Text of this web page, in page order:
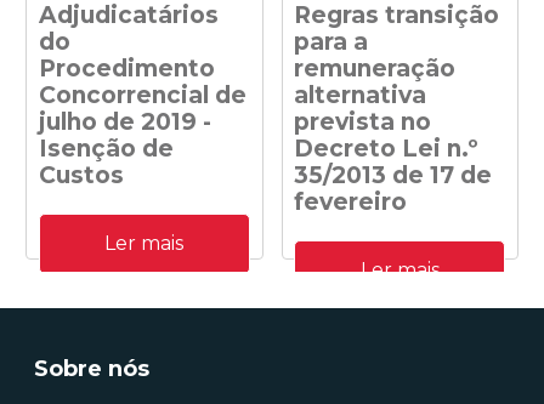
Adjudicatários
do
Procedimento
Concorrencial de
julho de 2019 -
Isenção de
Custos
Adjudicatários do
Procedimento
Concorrencial de julho de
capacidade de receção na
produzida em centrais
solares fotovoltaicas -
Ler mais
Regras transição
para a
remuneração
alternativa
prevista no
Decreto Lei n.º
35/2013 de 17 de
fevereiro
Despacho n.º
41/DGEG/2020: Regras
Ler mais
Sobre nós